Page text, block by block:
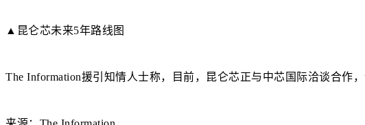
▲昆仑芯未来5年路线图
The Information援引知情人士称，目前，昆仑芯正与中芯国际洽谈合作